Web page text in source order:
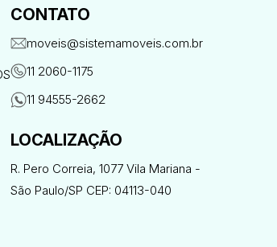
CONTATO
moveis@sistemamoveis.com.br
11 2060-1175
11 94555-2662
LOCALIZAÇÃO
R. Pero Correia, 1077 Vila Mariana -
São Paulo/SP CEP: 04113-040